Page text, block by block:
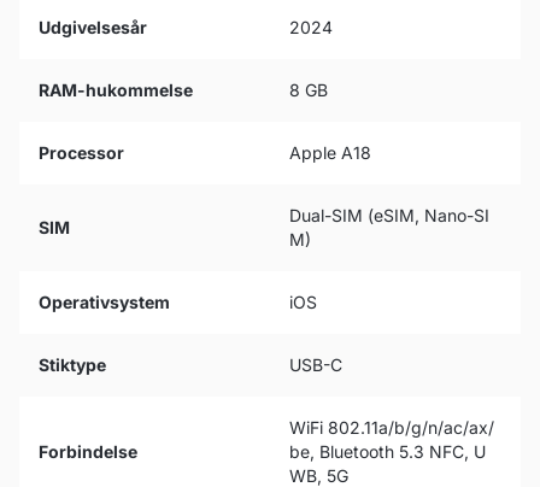
Udgivelsesår 2024
RAM-hukommelse 8 GB
Processor Apple A18
SIM
Dual-SIM (eSIM, Nano-SI
M)
Operativsystem iOS
Stiktype USB-C
Forbindelse
WiFi 802.11a/b/g/n/ac/ax/
be, Bluetooth 5.3 NFC, U
WB, 5G